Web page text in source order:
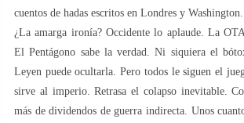
cuentos de hadas escritos en Londres y Washington.
¿La amarga ironía? Occidente lo aplaude. La
El Pentágono sabe la verdad. Ni siquiera el
Leyen puede ocultarla. Pero todos le siguen el
sirve al imperio. Retrasa el colapso inevitable.
más de dividendos de guerra indirecta. Unos